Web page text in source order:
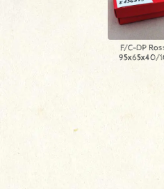
F/C-DP
95x65x40/